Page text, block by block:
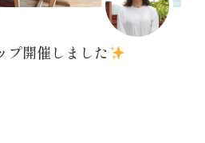
プ開催しました